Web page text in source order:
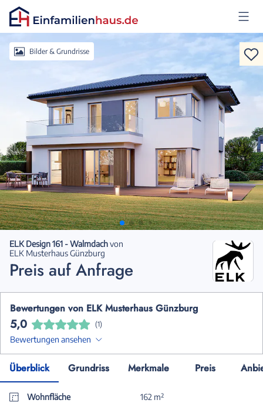
AnmeldenBilder & Grundrisse
ELK Design 161 - Walmdachvon
ELK Musterhaus Günzburg
Preis auf Anfrage
Bewertungen von ELK Musterhaus Günzburg
5,0 (1)
Bewertungen ansehen
Überblick Grundriss Merkmale Preis
Wohnfläche
162 m²